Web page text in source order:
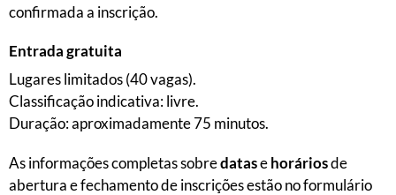
confirmada a inscrição.
Entrada gratuita
Lugares limitados (40 vagas).
Classificação indicativa: livre.
Duração: aproximadamente 75 minutos.
As informações completas sobredatasehoráriosde
abertura e fechamento de inscrições estão no formulário